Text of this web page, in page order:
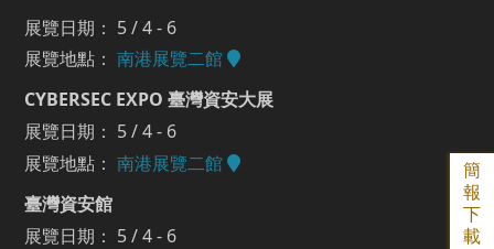
簡
報
下
載
展覽日期： 5 / 4 - 6
展覽地點： 南港展覽二館
CYBERSEC EXPO 臺灣資安大展
展覽日期： 5 / 4 - 6
展覽地點： 南港展覽二館
臺灣資安館
展覽日期： 5 / 4 - 6